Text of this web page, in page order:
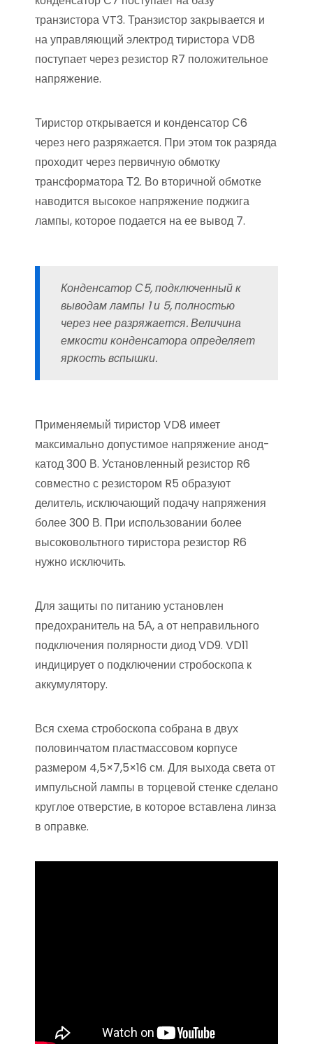
транзистора VT3. Транзистор закрывается и
на управляющий электрод тиристора VD8
поступает через резистор R7 положительное
напряжение.
Тиристор открывается и конденсатор С6
через него разряжается. При этом ток разряда
проходит через первичную обмотку
трансформатора Т2. Во вторичной обмотке
наводится высокое напряжение поджига
лампы, которое подается на ее вывод 7.
Конденсатор С5, подключенный к
выводам лампы 1 и 5, полностью
через нее разряжается. Величина
емкости конденсатора определяет
яркость вспышки.
Применяемый тиристор VD8 имеет
максимально допустимое напряжение анод-
катод 300 В. Установленный резистор R6
совместно с резистором R5 образуют
делитель, исключающий подачу напряжения
более 300 В. При использовании более
высоковольтного тиристора резистор R6
нужно исключить.
Для защиты по питанию установлен
предохранитель на 5А, а от неправильного
подключения полярности диод VD9. VD11
индицирует о подключении стробоскопа к
аккумулятору.
Вся схема стробоскопа собрана в двух
половинчатом пластмассовом корпусе
размером 4,5×7,5×16 см. Для выхода света от
импульсной лампы в торцевой стенке сделано
круглое отверстие, в которое вставлена линза
в оправке.